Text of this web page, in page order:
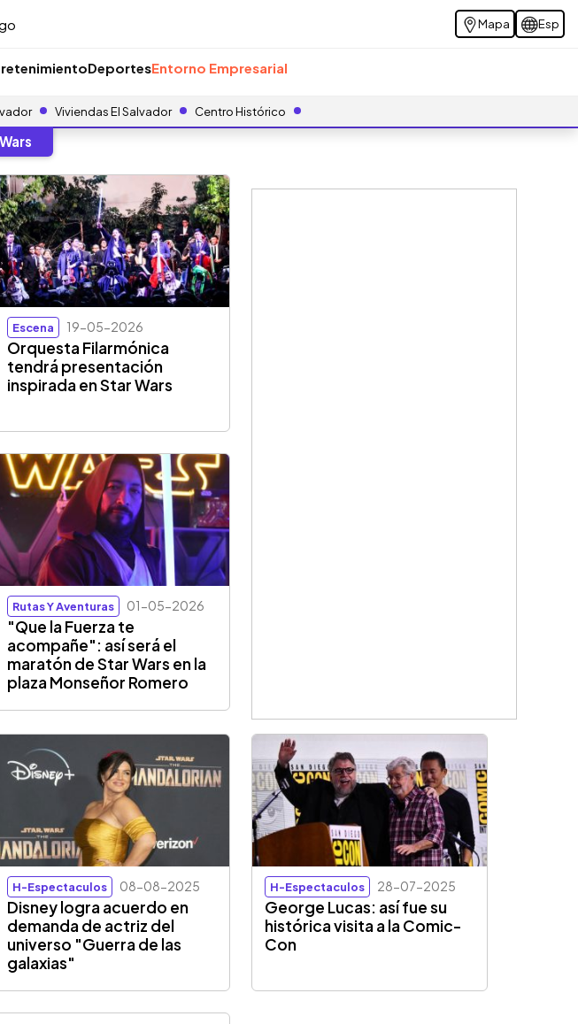
Mapa Esp
DeportesEntorno Empresarial
Viviendas El Salvador Centro Histórico
Escena 19-05-2026
Orquesta Filarmónica
tendrá presentación
inspirada en Star Wars
Rutas Y Aventuras 01-05-2026
"Que la Fuerza te
acompañe": así será el
maratón de Star Wars en la
plaza Monseñor Romero
H-Espectaculos 08-08-2025
Disney logra acuerdo en
demanda de actriz del
universo "Guerra de las
galaxias"
H-Espectaculos 28-07-2025
George Lucas: así fue su
histórica visita a la Comic-
Con